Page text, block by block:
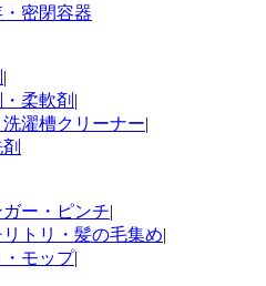
密閉容器
|
柔軟剤 |
濯槽クリーナー|
ー・ピンチ|
トリ・髪の毛集め|
モップ|